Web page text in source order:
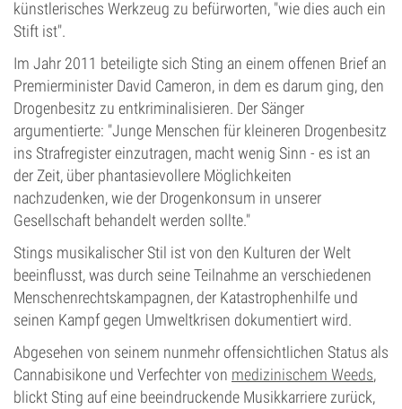
künstlerisches Werkzeug zu befürworten, "wie dies auch ein
Stift ist".
Im Jahr 2011 beteiligte sich Sting an einem offenen Brief an
Premierminister David Cameron, in dem es darum ging, den
Drogenbesitz zu entkriminalisieren. Der Sänger
argumentierte: "Junge Menschen für kleineren Drogenbesitz
ins Strafregister einzutragen, macht wenig Sinn - es ist an
der Zeit, über phantasievollere Möglichkeiten
nachzudenken, wie der Drogenkonsum in unserer
Gesellschaft behandelt werden sollte."
Stings musikalischer Stil ist von den Kulturen der Welt
beeinflusst, was durch seine Teilnahme an verschiedenen
Menschenrechtskampagnen, der Katastrophenhilfe und
seinen Kampf gegen Umweltkrisen dokumentiert wird.
Abgesehen von seinem nunmehr offensichtlichen Status als
Cannabisikone und Verfechter von medizinischem Weeds,
blickt Sting auf eine beeindruckende Musikkarriere zurück,